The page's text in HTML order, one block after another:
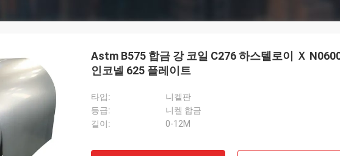
Astm B575 합금 강 코일 C276 하스텔로이 Ｘ N06002 600 1 601 Astm B443
인코넬 625 플레이트
타입:
니켈판
등급:
니켈 합금
길이:
0-12M